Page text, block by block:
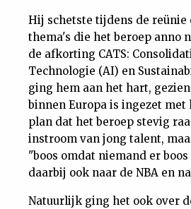
Hij schetste tijdens de reünie
thema's die het beroep anno
de afkorting CATS:
Technologie (AI) en
ging hem aan het hart,
binnen Europa is ingezet met
plan dat het beroep stevig
instroom van jong talent,
"boos omdat niemand er
daarbij ook naar de NBA en
Natuurlijk ging het ook over